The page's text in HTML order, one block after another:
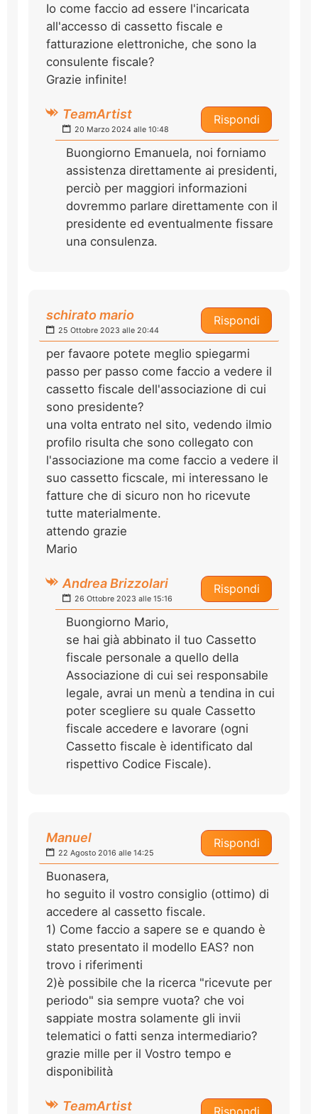
Io come faccio ad essere l'incaricata
all'accesso di cassetto fiscale e
fatturazione elettroniche, che sono la
consulente fiscale?
Grazie infinite!
Rispondi
TeamArtist
20 Marzo 2024 alle 10:48
Buongiorno Emanuela, noi forniamo
assistenza direttamente ai presidenti,
perciò per maggiori informazioni
dovremmo parlare direttamente con il
presidente ed eventualmente fissare
una consulenza.
Rispondi
schirato mario
25 Ottobre 2023 alle 20:44
per favaore potete meglio spiegarmi
passo per passo come faccio a vedere il
cassetto fiscale dell'associazione di cui
sono presidente?
una volta entrato nel sito, vedendo ilmio
profilo risulta che sono collegato con
l'associazione ma come faccio a vedere il
suo cassetto ficscale, mi interessano le
fatture che di sicuro non ho ricevute
tutte materialmente.
attendo grazie
Mario
Rispondi
Andrea Brizzolari
26 Ottobre 2023 alle 15:16
Buongiorno Mario,
se hai già abbinato il tuo Cassetto
fiscale personale a quello della
Associazione di cui sei responsabile
legale, avrai un menù a tendina in cui
poter scegliere su quale Cassetto
fiscale accedere e lavorare (ogni
Cassetto fiscale è identificato dal
rispettivo Codice Fiscale).
Rispondi
Manuel
22 Agosto 2016 alle 14:25
Buonasera,
ho seguito il vostro consiglio (ottimo) di
accedere al cassetto fiscale.
1) Come faccio a sapere se e quando è
stato presentato il modello EAS? non
trovo i riferimenti
2)è possibile che la ricerca "ricevute per
periodo" sia sempre vuota? che voi
sappiate mostra solamente gli invii
telematici o fatti senza intermediario?
grazie mille per il Vostro tempo e
disponibilità
Rispondi
TeamArtist